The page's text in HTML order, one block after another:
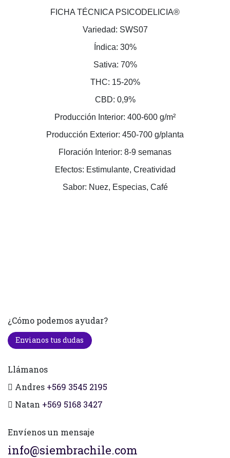
FICHA TÉCNICA PSICODELICIA®
Variedad: SWS07
Índica: 30%
Sativa: 70%
THC: 15-20%
CBD: 0,9%
Producción Interior: 400-600 g/m²
Producción Exterior: 450-700 g/planta
Floración Interior: 8-9 semanas
Efectos: Estimulante, Creatividad
Sabor: Nuez, Especias, Café
¿Cómo podemos ayudar?
Envianos tus dudas
Llámanos
Andres +569 3545 2195
Natan +569 5168 3427
Envíenos un mensaje
info@siembrachile.com